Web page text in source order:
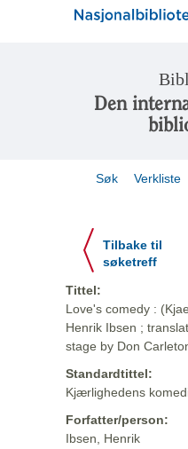
Den
Søk Verkliste
Tilbake til
søketreff
Tittel:
Love's comedy :
Henrik Ibsen ;
stage by Don
Standardtittel:
Kjærlighedens
Forfatter/person:
Ibsen, Henrik